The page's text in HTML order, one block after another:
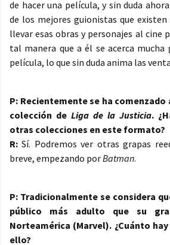
de hacer una película, y sin duda
de los mejores guionistas que existen
llevar esas obras y personajes al cine
tal manera que a él se acerca
película, lo que sin duda anima las
P: Recientemente se ha
colección de Liga de la Justicia.
otras colecciones en este formato?
R: Sí. Podremos ver otras grapas
breve, empezando porBatman.
P: Tradicionalmente se considera
público más adulto que su
Norteamérica (Marvel). ¿Cuánto
ello?